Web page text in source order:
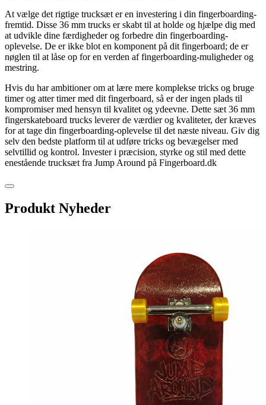
At vælge det rigtige trucksæt er en investering i din fingerboarding-
fremtid. Disse 36 mm trucks er skabt til at holde og hjælpe dig med
at udvikle dine færdigheder og forbedre din fingerboarding-
oplevelse. De er ikke blot en komponent på dit fingerboard; de er
nøglen til at låse op for en verden af fingerboarding-muligheder og
mestring.
Hvis du har ambitioner om at lære mere komplekse tricks og bruge
timer og atter timer med dit fingerboard, så er der ingen plads til
kompromiser med hensyn til kvalitet og ydeevne. Dette sæt 36 mm
fingerskateboard trucks leverer de værdier og kvaliteter, der kræves
for at tage din fingerboarding-oplevelse til det næste niveau. Giv dig
selv den bedste platform til at udføre tricks og bevægelser med
selvtillid og kontrol. Invester i præcision, styrke og stil med dette
enestående trucksæt fra Jump Around på Fingerboard.dk
Produkt Nyheder